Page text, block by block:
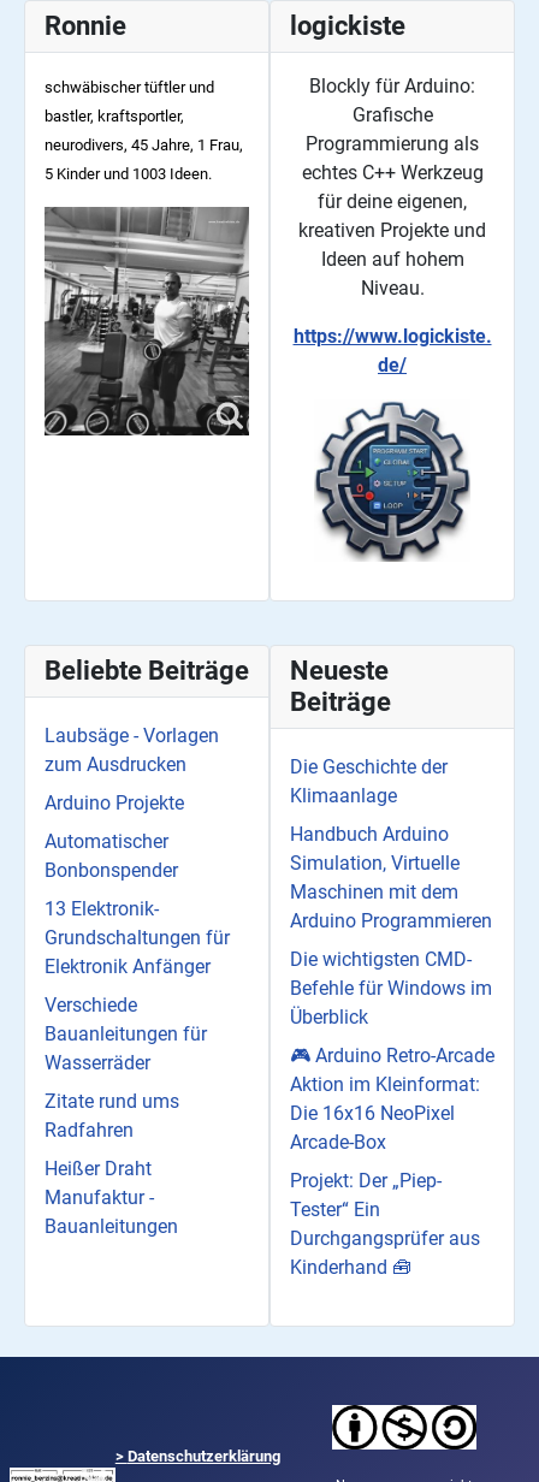
Ronnie
schwäbischer tüftler und
bastler, kraftsportler,
neurodivers, 45 Jahre, 1 Frau,
5 Kinder und 1003 Ideen.
logickiste
Blockly für Arduino:
Grafische
Programmierung als
echtes C++ Werkzeug
für deine eigenen,
kreativen Projekte und
Ideen auf hohem
Niveau.
https://www.logickiste.
de/
Beliebte Beiträge
Laubsäge - Vorlagen
zum Ausdrucken
Arduino Projekte
Automatischer
Bonbonspender
13 Elektronik-
Grundschaltungen für
Elektronik Anfänger
Verschiede
Bauanleitungen für
Wasserräder
Zitate rund ums
Radfahren
Heißer Draht
Manufaktur -
Bauanleitungen
Neueste
Beiträge
Die Geschichte der
Klimaanlage
Handbuch Arduino
Simulation, Virtuelle
Maschinen mit dem
Arduino Programmieren
Die wichtigsten CMD-
Befehle für Windows im
Überblick
🎮 Arduino Retro-Arcade
Aktion im Kleinformat:
Die 16x16 NeoPixel
Arcade-Box
Projekt: Der „Piep-
Tester“ Ein
Durchgangsprüfer aus
Kinderhand 🧰
> Datenschutzerklärung